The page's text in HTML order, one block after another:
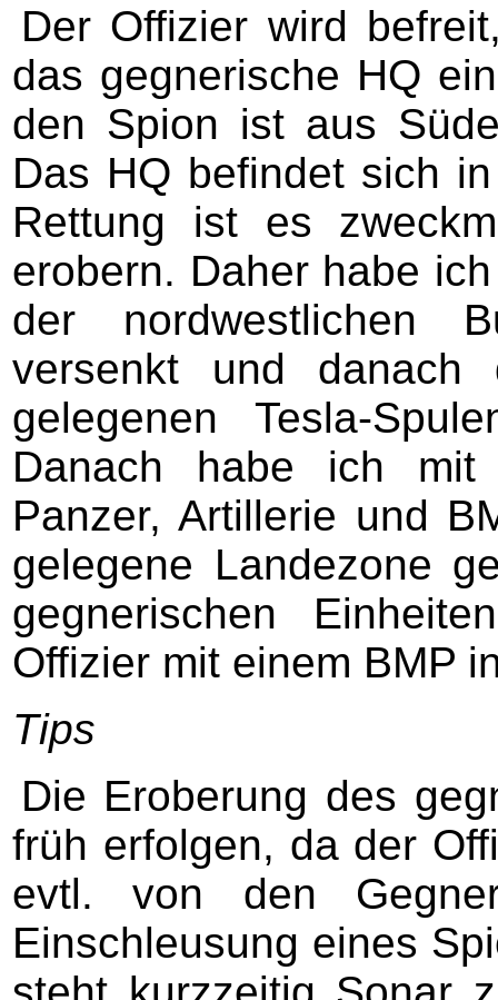
Der Offizier wird
das gegnerische HQ
den Spion ist aus
Das HQ befindet sich
Rettung ist es
erobern. Daher habe
der nordwestlichen
versenkt und
gelegenen Tesla-
Danach habe ich mit
Panzer, Artillerie und
gelegene Landezone
gegnerischen
Offizier mit einem BMP
Tips
Die Eroberung des
früh erfolgen, da der
evtl. von den
Einschleusung eines